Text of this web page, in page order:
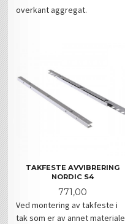
overkant aggregat.
TAKFESTE AVVIBRERING
NORDIC S4
Pris
771,00
Ved montering av takfeste i
tak som er av annet materiale